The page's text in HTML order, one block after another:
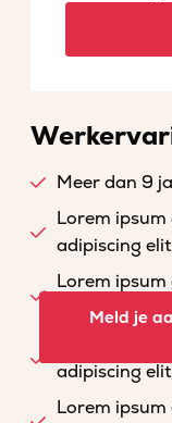
Meer dan 9
Lorem
adipiscing
Lorem
adipiscing
Lorem
adipiscing
Lorem
Meld je